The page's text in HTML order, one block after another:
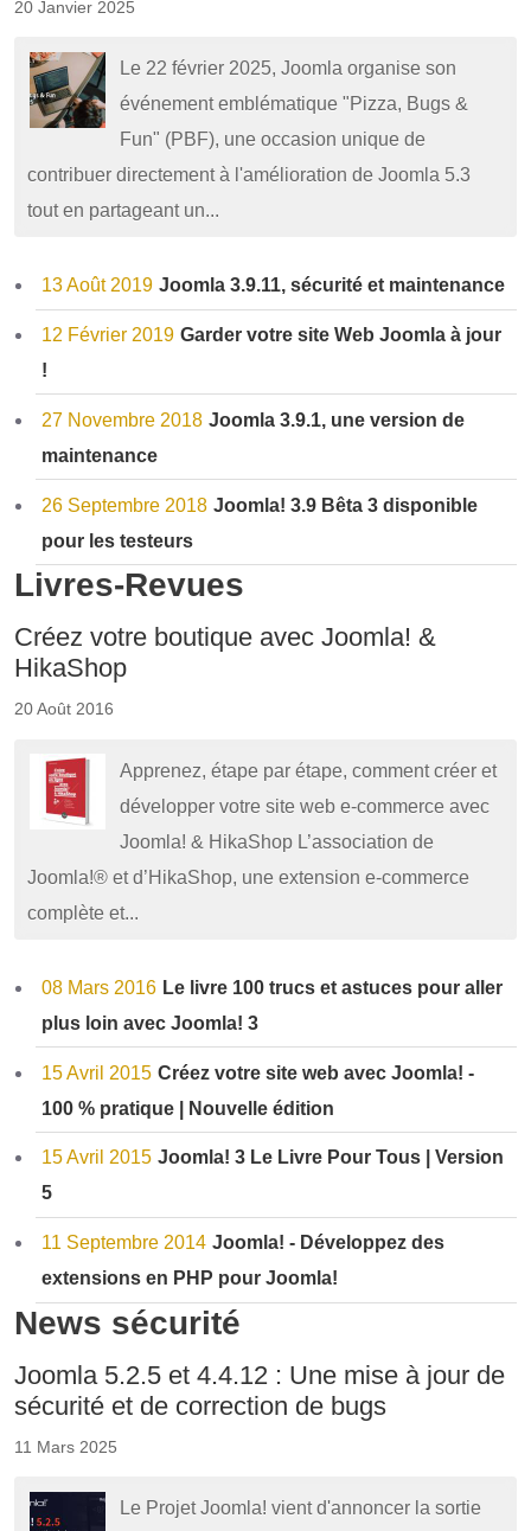
20 Janvier 2025
Le 22 février 2025, Joomla organise son
événement emblématique "Pizza, Bugs &
Fun" (PBF), une occasion unique de
contribuer directement à l'amélioration de Joomla 5.3
tout en partageant un...
13 Août 2019 Joomla 3.9.11, sécurité et maintenance
12 Février 2019 Garder votre site Web Joomla à jour
!
27 Novembre 2018 Joomla 3.9.1, une version de
maintenance
26 Septembre 2018 Joomla! 3.9 Bêta 3 disponible
pour les testeurs
Livres-Revues
Créez votre boutique avec Joomla! &
HikaShop
20 Août 2016
Apprenez, étape par étape, comment créer et
développer votre site web e-commerce avec
Joomla! & HikaShop L’association de
Joomla!® et d’HikaShop, une extension e-commerce
complète et...
08 Mars 2016 Le livre 100 trucs et astuces pour aller
plus loin avec Joomla! 3
15 Avril 2015 Créez votre site web avec Joomla! -
100 % pratique | Nouvelle édition
15 Avril 2015 Joomla! 3 Le Livre Pour Tous | Version
5
11 Septembre 2014 Joomla! - Développez des
extensions en PHP pour Joomla!
News sécurité
Joomla 5.2.5 et 4.4.12 : Une mise à jour de
sécurité et de correction de bugs
11 Mars 2025
Le Projet Joomla! vient d'annoncer la sortie